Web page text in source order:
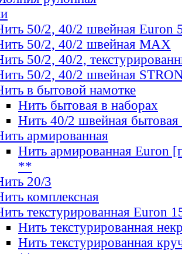
50/2, 40/2 швейная Euron
50/2, 40/2 швейная МАХ
50/2, 40/2,
50/2, 40/2 швейная
в бытовой намотке
Нить бытовая в наборах
Нить 40/2 швейная бытовая
армированная
Нить армированная Euron
**
20/3
комплексная
текстурированная Euron
Нить текстурированная
Нить текстурированная